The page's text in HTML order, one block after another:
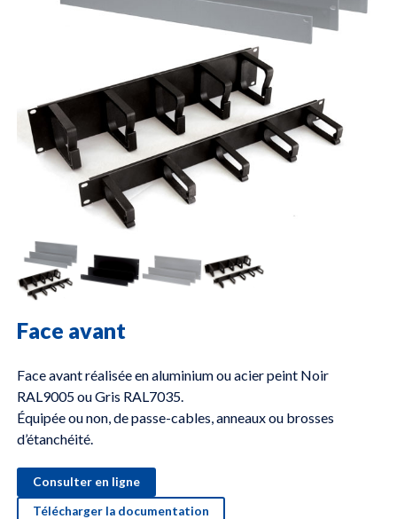
Face avant
Face avant réalisée en aluminium ou acier peint Noir
RAL9005 ou Gris RAL7035.
Équipée ou non, de passe-cables, anneaux ou brosses
d’étanchéité.
Consulter en ligne
Télécharger la documentation